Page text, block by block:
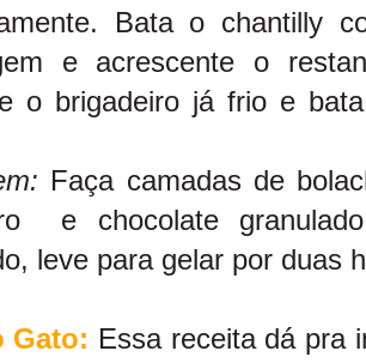
Bata o chantilly
e acrescente o
o brigadeiro já frio e
Faça camadas de
e chocolate
leve para gelar por duas
Gato: Essa receita dá pra